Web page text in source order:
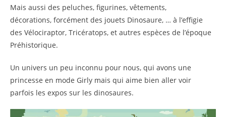
Mais aussi des peluches, figurines, vêtements,
décorations, forcément des jouets Dinosaure, … à l’effigie
des Vélociraptor, Tricératops, et autres espèces de l’époque
Préhistorique.
Un univers un peu inconnu pour nous, qui avons une
princesse en mode Girly mais qui aime bien aller voir
parfois les expos sur les dinosaures.